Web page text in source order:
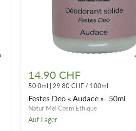
Deo
«
Audace
»-
50ml
14.90 CHF
50.0ml 29.80 CHF/ 100ml
Festes Deo « Audace »- 50ml
Natur'Mel Cosm'Ethique
Auf Lager